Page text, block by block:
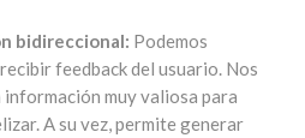
bidireccional: Podemos
feedback del usuario. Nos
muy valiosa para
A su vez, permite generar